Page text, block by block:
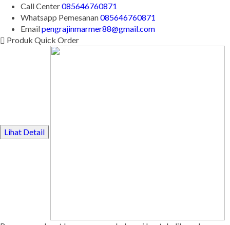
Call Center085646760871
Whatsapp Pemesanan085646760871
Emailpengrajinmarmer88@gmail.com
Produk Quick Order
Lihat Detail